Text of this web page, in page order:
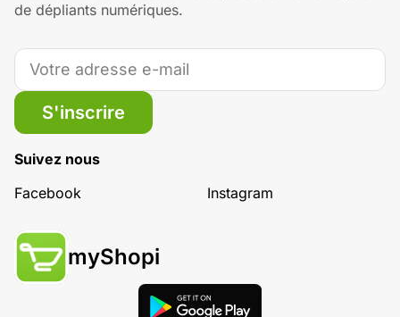
de dépliants numériques.
S'inscrire
Suivez nous
Facebook
Instagram
myShopi